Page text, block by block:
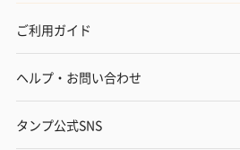
ご利用ガイド
ヘルプ・お問い合わせ
タンプ公式SNS